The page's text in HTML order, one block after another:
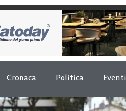
Cronaca Politica Eventi